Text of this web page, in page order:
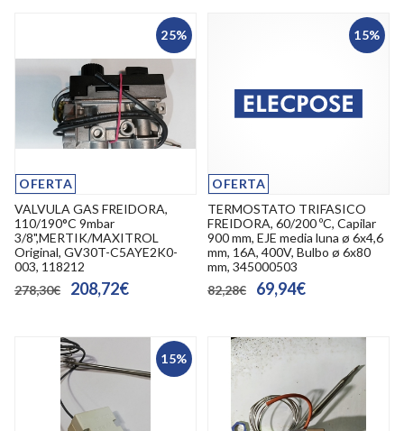
25%
OFERTA
VALVULA GAS FREIDORA,
110/190°C 9mbar
3/8",MERTIK/MAXITROL
Original, GV30T-C5AYE2K0-
003, 118212
278,30€
208,72€
15%
OFERTA
TERMOSTATO TRIFASICO
FREIDORA, 60/200 ºC, Capilar
900 mm, EJE media luna ø 6x4,6
mm, 16A, 400V, Bulbo ø 6x80
mm, 345000503
82,28€
69,94€
15%